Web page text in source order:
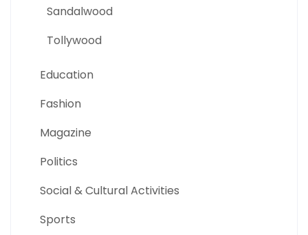
Sandalwood
Tollywood
Education
Fashion
Magazine
Politics
Social & Cultural Activities
Sports